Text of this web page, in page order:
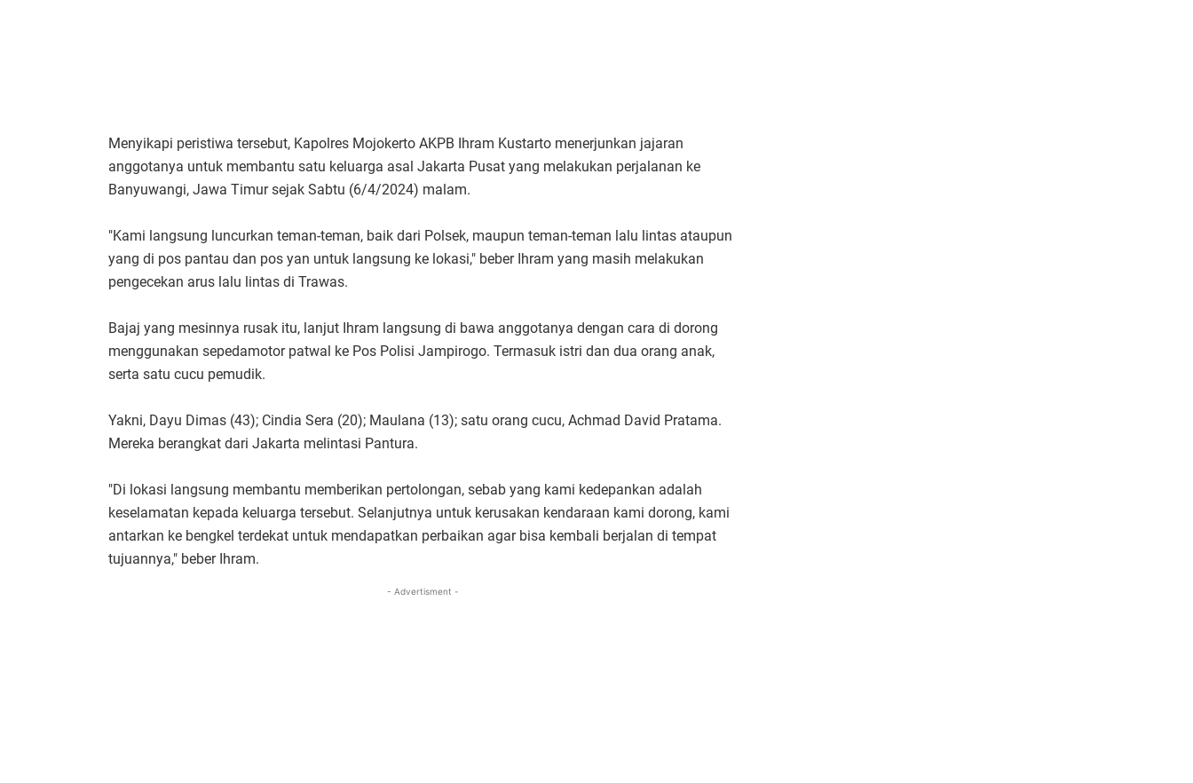
Menyikapi peristiwa tersebut, Kapolres Mojokerto AKPB Ihram Kustarto menerjunkan jajaran
anggotanya untuk membantu satu keluarga asal Jakarta Pusat yang melakukan perjalanan ke
Banyuwangi, Jawa Timur sejak Sabtu (6/4/2024) malam.
"Kami langsung luncurkan teman-teman, baik dari Polsek, maupun teman-teman lalu lintas ataupun
yang di pos pantau dan pos yan untuk langsung ke lokasi," beber Ihram yang masih melakukan
pengecekan arus lalu lintas di Trawas.
Bajaj yang mesinnya rusak itu, lanjut Ihram langsung di bawa anggotanya dengan cara di dorong
menggunakan sepedamotor patwal ke Pos Polisi Jampirogo. Termasuk istri dan dua orang anak,
serta satu cucu pemudik.
Yakni, Dayu Dimas (43); Cindia Sera (20); Maulana (13); satu orang cucu, Achmad David Pratama.
Mereka berangkat dari Jakarta melintasi Pantura.
"Di lokasi langsung membantu memberikan pertolongan, sebab yang kami kedepankan adalah
keselamatan kepada keluarga tersebut. Selanjutnya untuk kerusakan kendaraan kami dorong, kami
antarkan ke bengkel terdekat untuk mendapatkan perbaikan agar bisa kembali berjalan di tempat
tujuannya," beber Ihram.
- Advertisment -